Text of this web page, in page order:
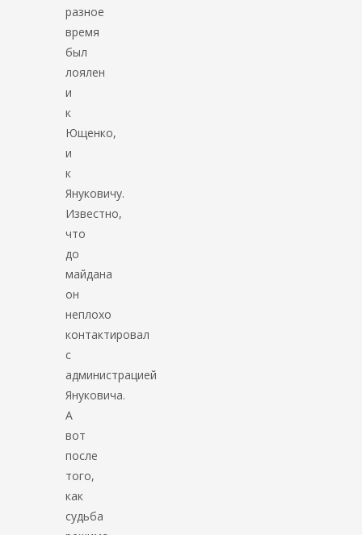
разное
время
был
лоялен
и
к
Ющенко,
и
к
Януковичу.
Известно,
что
до
майдана
он
неплохо
контактировал
с
администрацией
Януковича.
А
вот
после
того,
как
судьба